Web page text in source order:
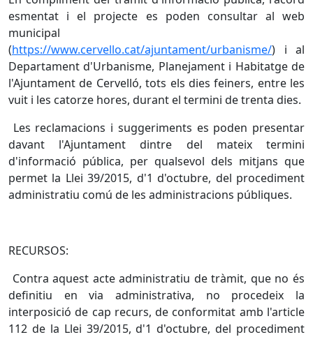
esmentat i el projecte es poden consultar al web
municipal
(https://www.cervello.cat/ajuntament/urbanisme/) i al
Departament d'Urbanisme, Planejament i Habitatge de
l'Ajuntament de Cervelló, tots els dies feiners, entre les
vuit i les catorze hores, durant el termini de trenta dies.
Les reclamacions i suggeriments es poden presentar
davant l'Ajuntament dintre del mateix termini
d'informació pública, per qualsevol dels mitjans que
permet la Llei 39/2015, d'1 d'octubre, del procediment
administratiu comú de les administracions públiques.
RECURSOS:
Contra aquest acte administratiu de tràmit, que no és
definitiu en via administrativa, no procedeix la
interposició de cap recurs, de conformitat amb l'article
112 de la Llei 39/2015, d'1 d'octubre, del procediment